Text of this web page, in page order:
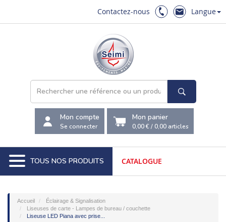
Contactez-nous Langue
Mon compte
Se connecter
Mon panier
0,00 €/0,00 articles
TOUS NOS PRODUITS CATALOGUE
Accueil
Éclairage & Signalisation
Liseuses de carte - Lampes de bureau / couchette
Liseuse LED Piana avec prise...